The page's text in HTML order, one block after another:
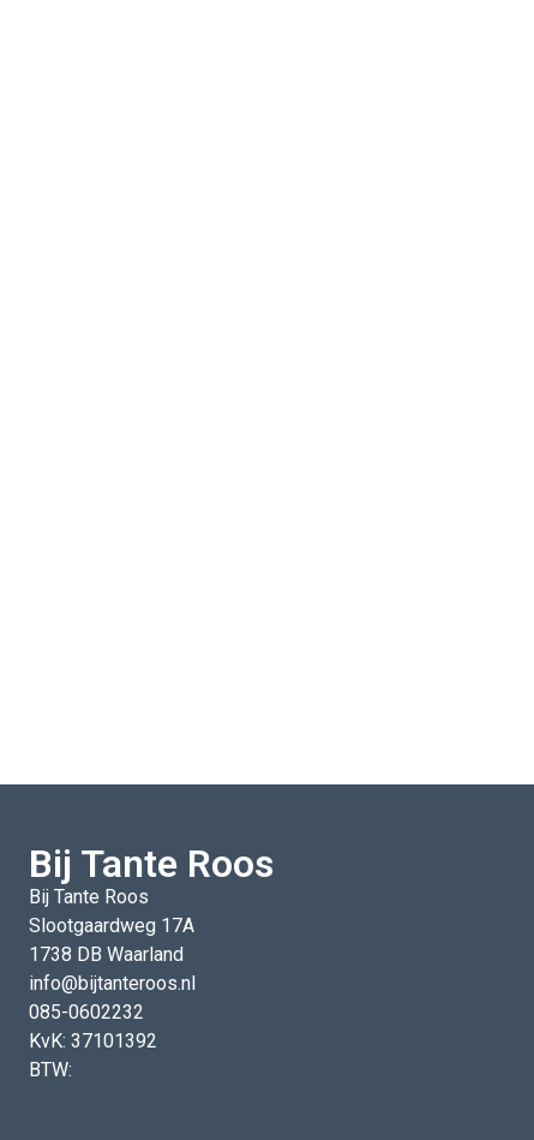
Bij Tante Roos
Bij Tante Roos
Slootgaardweg 17A
1738 DB Waarland
info@bijtanteroos.nl
085-0602232
KvK: 37101392
BTW: